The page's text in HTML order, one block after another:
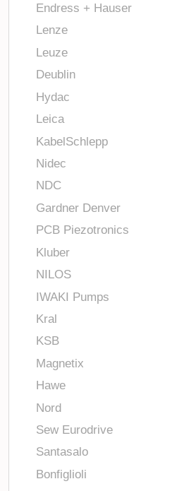
Endress + Hauser
Lenze
Leuze
Deublin
Hydac
Leica
KabelSchlepp
Nidec
NDC
Gardner Denver
PCB Piezotronics
Kluber
NILOS
IWAKI Pumps
Kral
KSB
Magnetix
Hawe
Nord
Sew Eurodrive
Santasalo
Bonfiglioli